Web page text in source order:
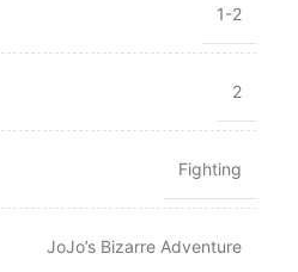
1-2
2
Fighting
JoJo’s Bizarre Adventure